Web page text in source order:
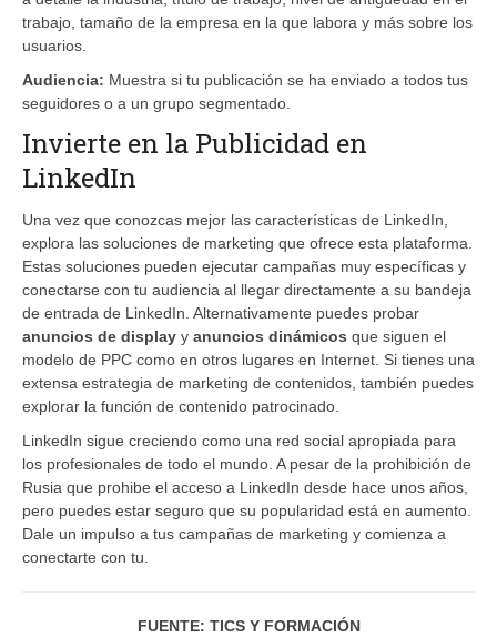
trabajo, tamaño de la empresa en la que labora y más sobre los
usuarios.
Audiencia: Muestra si tu publicación se ha enviado a todos tus
seguidores o a un grupo segmentado.
Invierte en la Publicidad en
LinkedIn
Una vez que conozcas mejor las características de LinkedIn,
explora las soluciones de marketing que ofrece esta plataforma.
Estas soluciones pueden ejecutar campañas muy específicas y
conectarse con tu audiencia al llegar directamente a su bandeja
de entrada de LinkedIn. Alternativamente puedes probar
anuncios de display y anuncios dinámicos que siguen el
modelo de PPC como en otros lugares en Internet. Si tienes una
extensa estrategia de marketing de contenidos, también puedes
explorar la función de contenido patrocinado.
LinkedIn sigue creciendo como una red social apropiada para
los profesionales de todo el mundo. A pesar de la prohibición de
Rusia que prohibe el acceso a LinkedIn desde hace unos años,
pero puedes estar seguro que su popularidad está en aumento.
Dale un impulso a tus campañas de marketing y comienza a
conectarte con tu.
FUENTE: TICS Y FORMACIÓN